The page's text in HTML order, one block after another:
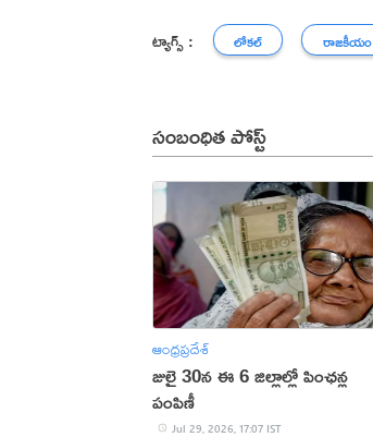
ట్యాగ్స్ : లోకల్ రాజకీయం
సంబంధిత పోస్ట్
ఆంధ్రప్రదేశ్
జులై 30న ఈ 6 జిల్లాల్లో పింఛన్ల
పంపిణీ
Jul 29, 2026, 17:07 IST